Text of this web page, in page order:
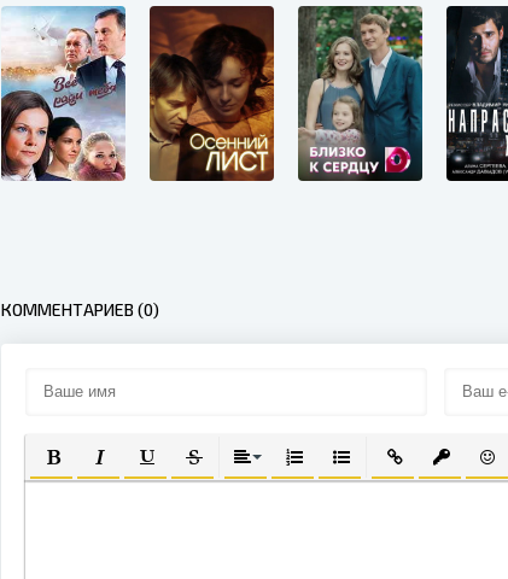
КОММЕНТАРИЕВ (0)
ПОЛУЖИРНЫЙ
КУРСИВПОДЧЕРКНУТЫЙ
ЗАЧЕРКНУТЫЙВЫРАВНИВАНИЕ
НУМЕРОВАННЫЙ СПИСОК
МАРКИРОВАННЫЙ
ВСТАВИТЬ